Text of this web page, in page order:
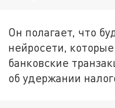
Он полагает, что
нейросети,
банковские
об удержании